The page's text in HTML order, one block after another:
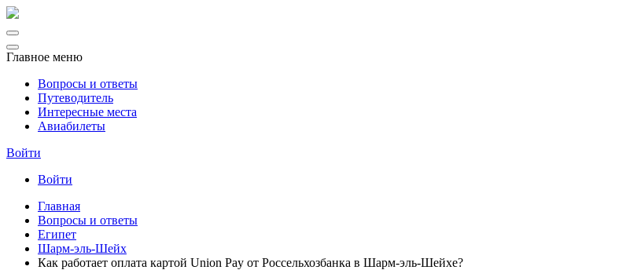
Главное меню
Вопросы и ответы
Путеводитель
Интересные места
Авиабилеты
Войти
Войти
Главная
Вопросы и ответы
Египет
Шарм-эль-Шейх
Как работает оплата картой Union Pay от Россельхозбанка в Шарм-эль-Шейхе?